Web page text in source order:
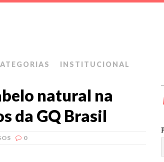
INSTITUCIONAL
natural na
da GQ Brasil
0